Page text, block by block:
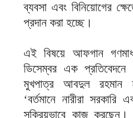
ব্যবসা এবং বিনিয়োগের
প্রদান করা হচ্ছে।
এই বিষয়ে আফগান
ডিসেম্বর এক প্রতিবেদনে
মুখপাত্র আবদুল রহমান
‘বর্তমানে নারীরা
সক্রিয়ভাবে কাজ